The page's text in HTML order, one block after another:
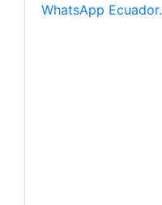
WhatsApp Ecuador.